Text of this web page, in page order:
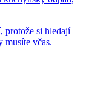
protože si hledají
musíte včas.